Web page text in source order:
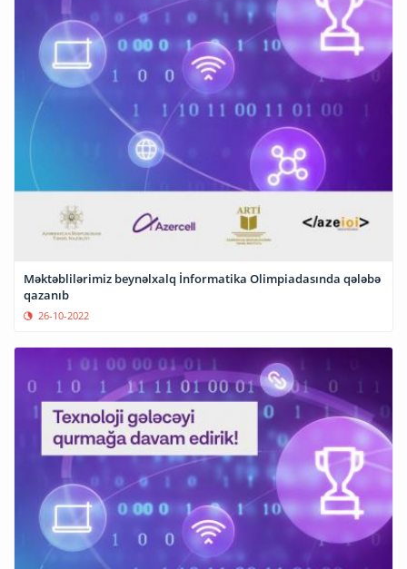
Məktəblilərimiz beynəlxalq İnformatika Olimpiadasında qələbə
qazanıb
26-10-2022